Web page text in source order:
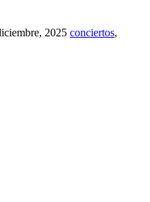
2025 conciertos,